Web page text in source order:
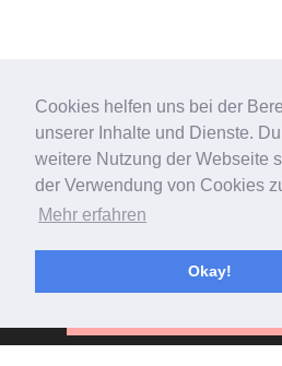
Cookies helfen uns bei der
unserer Inhalte und Dienste.
weitere Nutzung der Webseite
der Verwendung von Cookies
Mehr erfahren
Okay!
Datenschutzerklärung